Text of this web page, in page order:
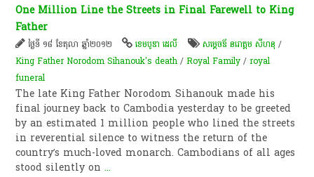
One Million Line the Streets in Final Farewell to King
Father
ថ្ងៃទី ១៨ ខែតុលា ឆ្នាំ២០១២ ខេមបូឌា ដេលី សម្ដេចឪ នរោត្តម សីហនុ /
King Father Norodom Sihanouk's death /Royal Family /royal
funeral
The late King Father Norodom Sihanouk made his
final journey back to Cambodia yesterday to be greeted
by an estimated 1 million people who lined the streets
in reverential silence to witness the return of the
country’s much-loved monarch. Cambodians of all ages
stood silently on...